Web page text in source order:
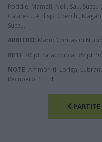
Poddie, Mameli, Noli, Sau, Succu
Calaresu. A disp. Cherchi,
Succu.
ARBITRO: Mario Corrias di
RETI: 20’ pt Patacchiola, 35’ pt
NOTE: Ammoniti: Loriga,
Recupero: 1’ + 4’